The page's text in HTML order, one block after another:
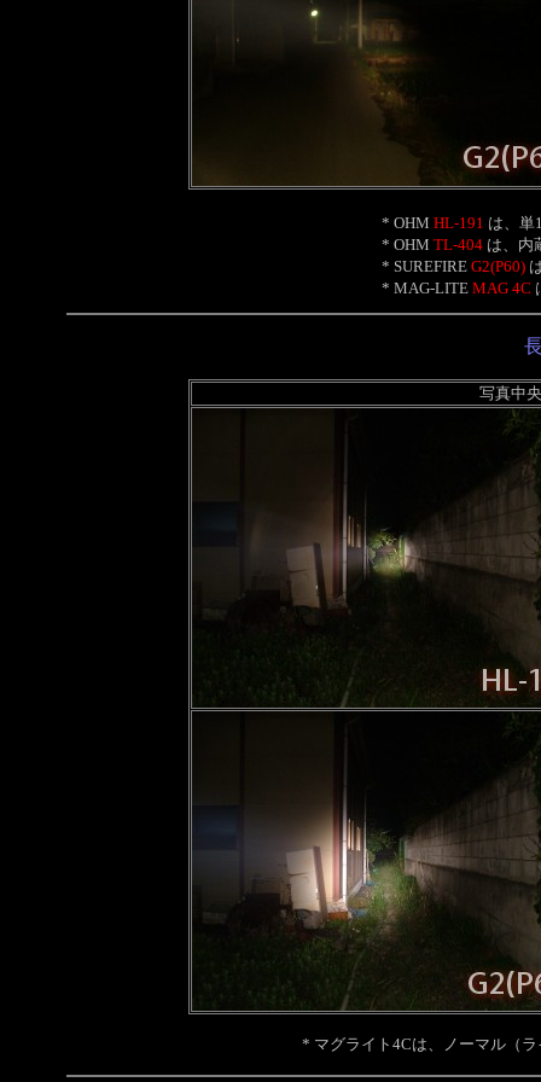
* OHM HL-191 は、単
* OHM TL-404は、内
* SUREFIRE G2(P60)
* MAG-LITE MAG 4C
写真中
* マグライト4Cは、ノーマル（